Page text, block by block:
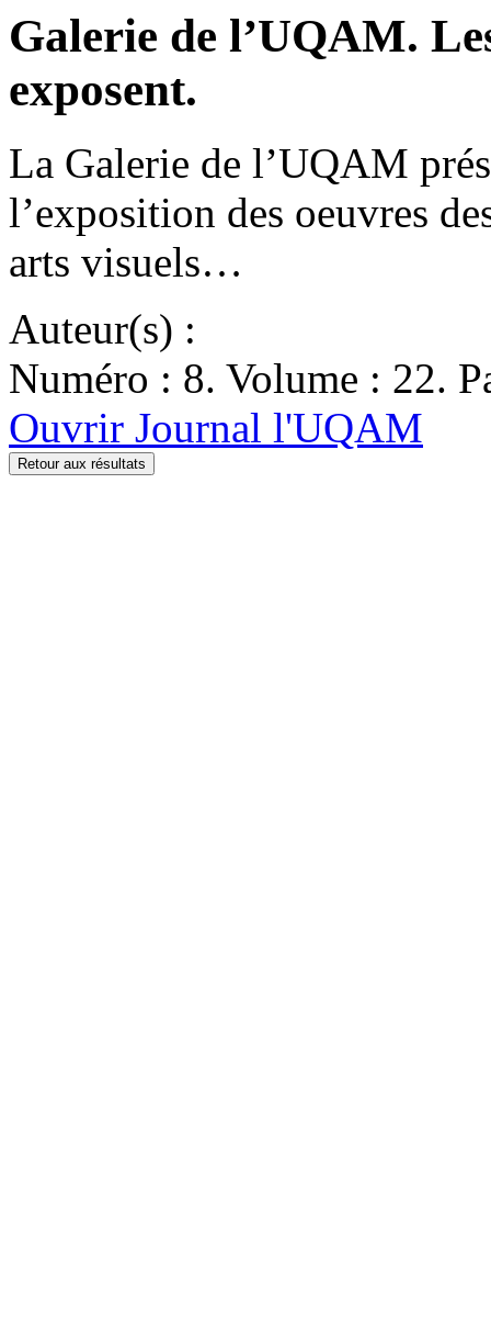
Galerie de l’UQAM.
exposent.
La Galerie de l’UQAM
l’exposition des oeuvres
arts visuels…
Auteur(s) :
Numéro : 8. Volume : 22.
Ouvrir Journal l'UQAM
Retour aux résultats